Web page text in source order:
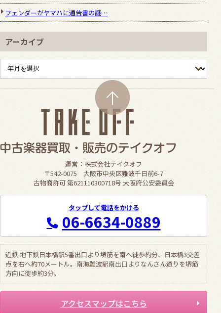
フェンダーがヤマハに通告書の謎…
アーカイブ
運営：株式会社テイクオフ
〒542-0075 大阪市中央区難波千日前6-7
古物商許可 第621110300718号 大阪府公安委員会
タップして電話をかける
06-6634-0889
近鉄 地下鉄日本橋駅5番出口より堺筋を南へ徒歩約分、日本橋3交差
点を右へ約70メートル。南海難波駅南出口よりなんさん通りを堺筋
方向に徒歩約3分。
アクセスマップはこちら